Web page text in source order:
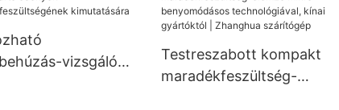
vizsgáló
Testreszabott kompakt
maradékfeszültség-